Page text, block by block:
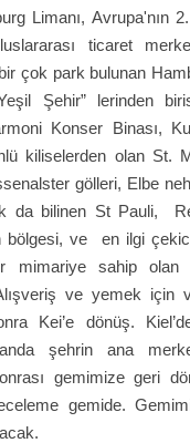
Limanı, Avrupa'nın
ticaret
çok park bulunan
Şehir” lerinden
Konser Binası,
kiliselerden olan St.
gölleri, Elbe
da bilinen St Pauli,
bölgesi, ve en ilgi
mimariye sahip olan
ve yemek için
Kei’e dönüş.
şehrin ana
gemimize geri
gemide.